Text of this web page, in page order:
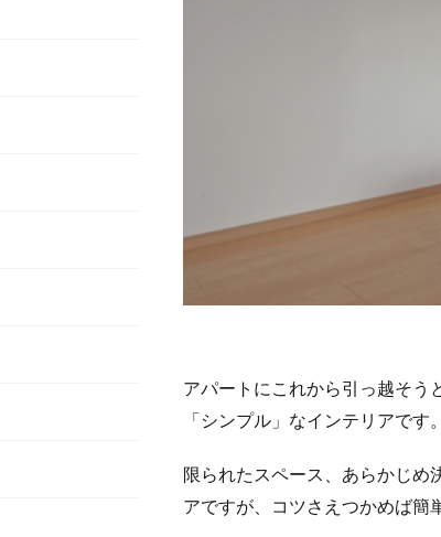
アパートにこれから引っ越そう
「シンプル」なインテリアです。
限られたスペース、あらかじめ
アですが、コツさえつかめば簡